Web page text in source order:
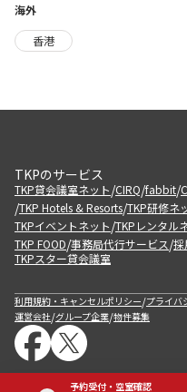
予約受付・空室確認
海外
香港
TKPのサービス
TKP貸会議室ネット/CIRQ/fabbit/
/TKP Hotels & Resorts/TKP研修ネ
TKPイベントネット/TKPレンタル
TKP FOOD/事務局代行サービス/採
TKPスター貸会議室
利用規約・キャンセルポリシー/プライバ
運営会社/グループ企業/物件募集